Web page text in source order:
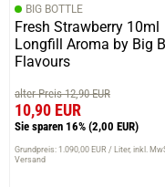
01.05.2025 — via
Thomas F.
verifizierter
26.04.2025 — via
BIG BOTTLE
Fresh Strawberry 10ml
Longfill Aroma by Big
Flavours
alter Preis 12,90 EUR
10,90 EUR
Sie sparen 16% (2,00 EUR)
Grundpreis: 1.090,00 EUR / Liter inkl.
Versand